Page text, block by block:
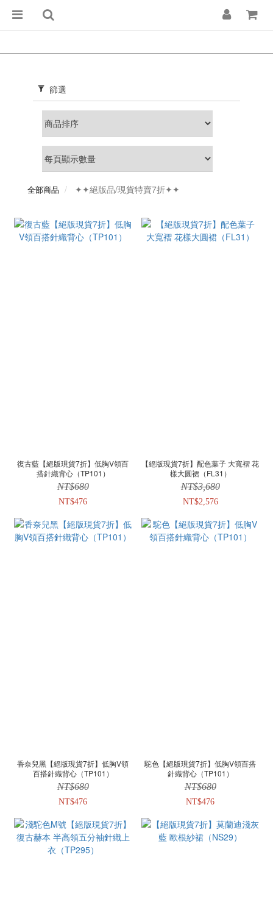
篩選
全部商品 ✦✦絕版品/現貨特賣7折✦✦
復古藍【絕版現貨7折】低胸V領百
搭針織背心（TP101）
NT$680
NT$476
【絕版現貨7折】配色葉子 大寬褶 花
樣大圓裙（FL31）
NT$3,680
NT$2,576
香奈兒黑【絕版現貨7折】低胸V領
百搭針織背心（TP101）
NT$680
NT$476
駝色【絕版現貨7折】低胸V領百搭
針織背心（TP101）
NT$680
NT$476